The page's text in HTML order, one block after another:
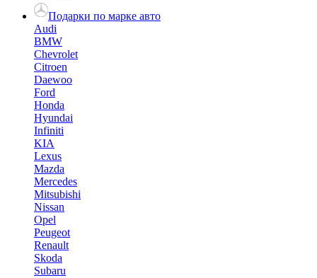
Подарки по марке авто
Audi
BMW
Chevrolet
Citroen
Daewoo
Ford
Honda
Hyundai
Infiniti
KIA
Lexus
Mazda
Mercedes
Mitsubishi
Nissan
Opel
Peugeot
Renault
Skoda
Subaru